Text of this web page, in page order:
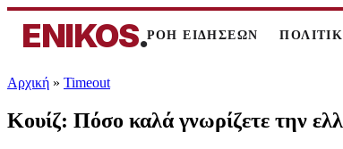
ENIKOS.ΡΟΗ ΕΙΔΗΣΕΩΝ
Αρχική » Timeout
Κουίζ: Πόσο καλά γνωρίζετε την